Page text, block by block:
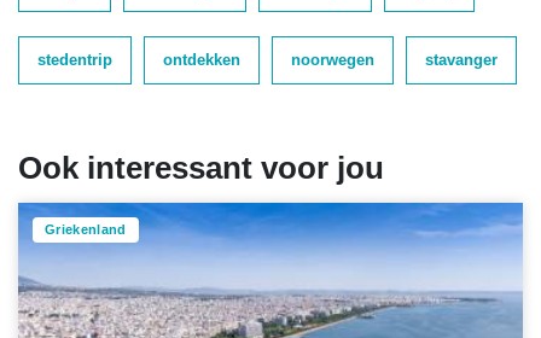
stedentrip ontdekken noorwegen stavanger
Ook interessant voor jou
Griekenland